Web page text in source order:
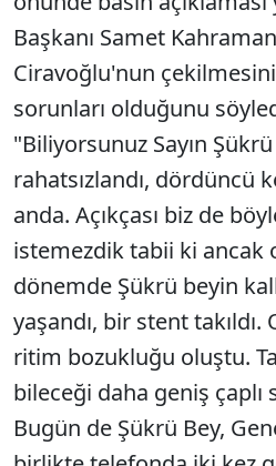
Başkanı Samet
Ciravoğlu'nun
sorunları olduğunu
"Biliyorsunuz Sayın
rahatsızlandı, dördüncü
anda. Açıkçası biz de
istemezdik tabii ki ancak
dönemde Şükrü beyin
yaşandı, bir stent
ritim bozukluğu oluştu.
bileceği daha geniş çaplı
Bugün de Şükrü Bey,